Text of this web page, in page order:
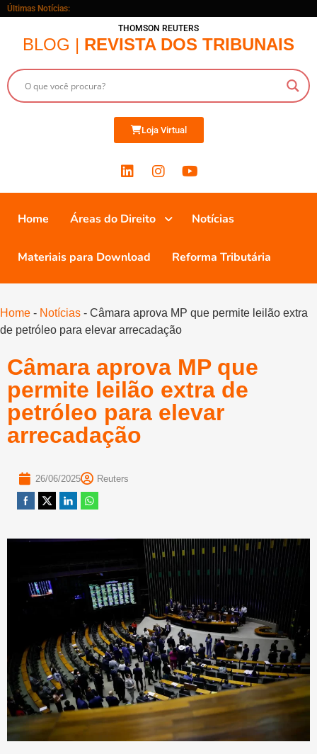
Últimas Notícias:
THOMSON REUTERS
BLOG | REVISTA DOS TRIBUNAIS
Loja Virtual
Home Áreas do Direito Notícias
Materiais para Download Reforma Tributária
Home - Notícias - Câmara aprova MP que permite leilão extra
de petróleo para elevar arrecadação
Câmara aprova MP que
permite leilão extra de
petróleo para elevar
arrecadação
26/06/2025 Reuters